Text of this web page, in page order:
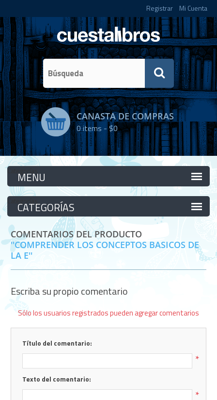
Registrar Mi Cuenta
CANASTA DE COMPRAS
0items -$0
Categorías
Categorías
COMENTARIOS DEL PRODUCTO
COMPRENDER LOS CONCEPTOS BASICOS DE
LA E
Escriba su propio comentario
Sólo los usuarios registrados pueden agregar comentarios
Título del comentario:
*
Texto del comentario:
*